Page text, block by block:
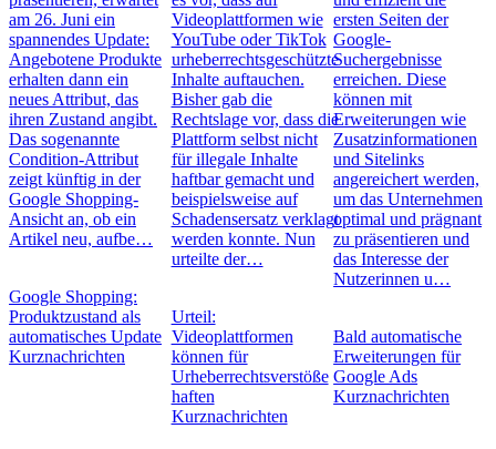
am 26. Juni ein
spannendes Update:
Angebotene Produkte
erhalten dann ein
neues Attribut, das
ihren Zustand angibt.
Das sogenannte
Condition-Attribut
zeigt künftig in der
Google Shopping-
Ansicht an, ob ein
Artikel neu, aufbe…
Google Shopping:
Produktzustand als
automatisches Update
Kurznachrichten
Videoplattformen wie
YouTube oder TikTok
urheberrechtsgeschützte
Inhalte auftauchen.
Bisher gab die
Rechtslage vor, dass die
Plattform selbst nicht
für illegale Inhalte
haftbar gemacht und
beispielsweise auf
Schadensersatz verklagt
werden konnte. Nun
urteilte der…
Urteil:
Videoplattformen
können für
Urheberrechtsverstöße
haften
Kurznachrichten
ersten Seiten der
Google-
Suchergebnisse
erreichen. Diese
können mit
Erweiterungen wie
Zusatzinformationen
und Sitelinks
angereichert werden,
um das Unternehmen
optimal und prägnant
zu präsentieren und
das Interesse der
Nutzerinnen u…
Bald automatische
Erweiterungen für
Google Ads
Kurznachrichten